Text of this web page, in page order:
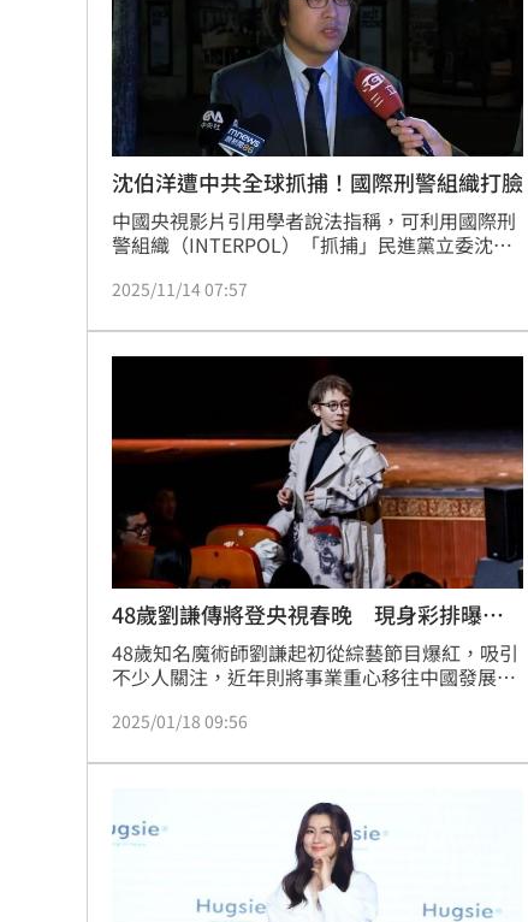
ETF存到2千萬退休！他因1封信重回職場
社宅包租爆糾紛 房客控業者硬闖屋內
馬斯克蓋地球最大晶圓廠 專家揭3大隱
台灣彩券開獎直播中 20:31
LIVE三立+24小時直播 15:27
三立iNEWS新聞台線上直播
商場戰國來臨 台中「頂奢大道」逐漸
「拍片人的多重宇宙」職涯論壇9/12登
8國球員齊聚高雄 Formosa 7s掀足球
理想混蛋號召粉絲跨海追星吃美食！
沈伯洋遭中共全球抓捕！國際刑警組織打臉
中國央視影片引用學者說法指稱，可利用國際刑
警組織（INTERPOL）「抓捕」民進黨立委沈伯
通緝令申請須經審查，且不得涉及政治性質活
2025/11/14 07:57
48歲劉謙傳將登央視春晚 現身彩排曝狀
態
48歲知名魔術師劉謙起初從綜藝節目爆紅，吸引
不少人關注，近年則將事業重心移往中國發展，
復原狀況良好，近日更傳將7度登上中國央視春
2025/01/18 09:56